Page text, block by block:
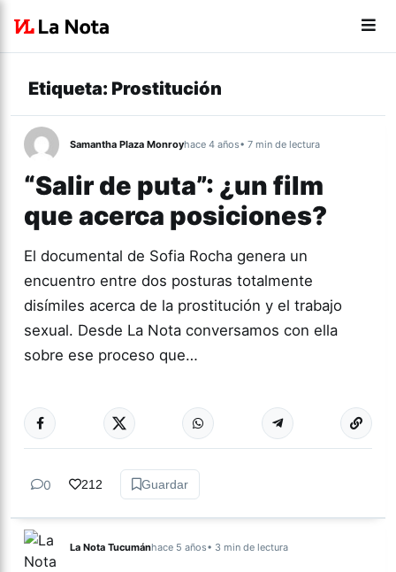
Etiqueta: Prostitución
Samantha Plaza Monroyhace 4 años• 7 min de lectura
“Salir de puta”: ¿un film
que acerca posiciones?
El documental de Sofia Rocha genera un
encuentro entre dos posturas totalmente
disímiles acerca de la prostitución y el trabajo
sexual. Desde La Nota conversamos con ella
sobre ese proceso que…
GÉNERO Y
DIVERSIDAD
Más
0 212 Guardar
La Nota Tucumánhace 5 años• 3 min de lectura